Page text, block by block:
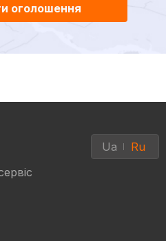
оголошення
Ua Ru